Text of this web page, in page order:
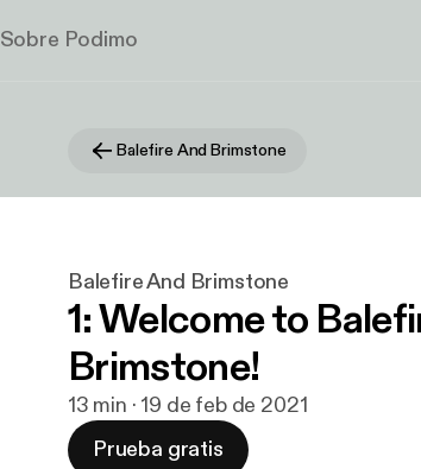
Sobre Podimo
Balefire And Brimstone
Balefire And Brimstone
1: Welcome to
Brimstone!
13 min · 19 de feb de 2021
Prueba gratis